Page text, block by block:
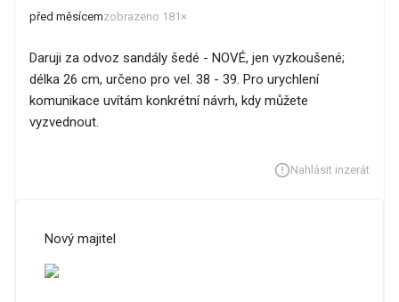
před měsícemzobrazeno 181×
Daruji za odvoz sandály šedé - NOVÉ, jen vyzkoušené;
délka 26 cm, určeno pro vel. 38 - 39. Pro urychlení
komunikace uvítám konkrétní návrh, kdy můžete
vyzvednout.
Nahlásit inzerát
Nový majitel